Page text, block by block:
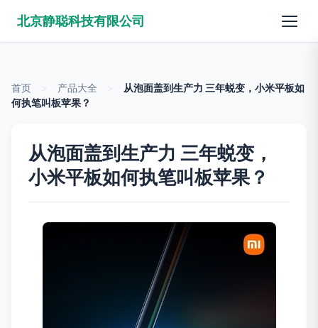
北京静聪科技有限公司
首页 产品大全
从泡面盖到生产力 三年蜕变，小米平板如
何执笔叫板苹果？
从泡面盖到生产力 三年蜕变，
小米平板如何执笔叫板苹果？